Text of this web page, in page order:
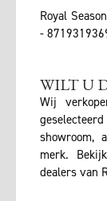
Royal
-
WILT U
Wij
showroom,
merk. Bekijk
dealers van